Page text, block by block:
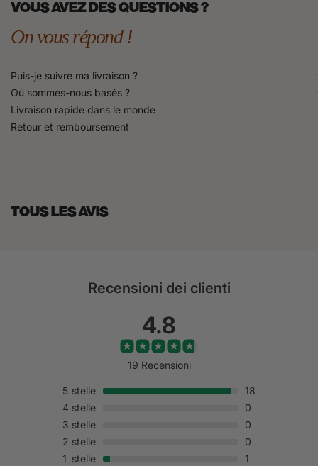
On vous répond !
VOUS AVEZ DES QUESTIONS ?
Puis-je suivre ma livraison ?
Où sommes-nous basés ?
Livraison rapide dans le monde
Retour et remboursement
TOUS LES AVIS
Recensioni dei clienti
4.8
19 Recensioni
5 stelle
18
4 stelle
0
3 stelle
0
2 stelle
0
1 stelle 1